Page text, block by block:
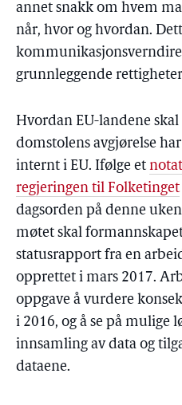
annet snakk om hvem
når, hvor og hvordan.
grunnleggende
Hvordan EU-landene
domstolens avgjørelse
internt i EU. Ifølge et
regjeringen til Folketinget
dagsorden på denne
møtet skal
statusrapport fra en
opprettet i mars 2017.
oppgave å vurdere
i 2016, og å se på mulige
innsamling av data og
dataene.